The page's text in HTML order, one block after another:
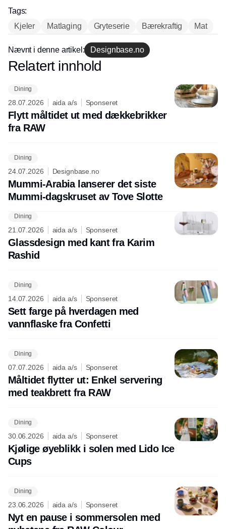
Annonce
Tags:
Kjeler
Matlaging Gryteserie Bærekraftig Mat
Nævnt i denne artikel: Designbase.no
Annonce
Relatert innhold
Dining
28.07.2026 aida a/s Sponseret
Flytt måltidet ut med dækkebrikker
fra RAW
Dining
24.07.2026 Designbase.no
Mummi-Arabia lanserer det siste
Mummi-dagskruset av Tove Slotte
Dining
21.07.2026 aida a/s Sponseret
Glassdesign med kant fra Karim
Rashid
Dining
14.07.2026 aida a/s Sponseret
Sett farge på hverdagen med
vannflaske fra Confetti
Dining
07.07.2026 aida a/s Sponseret
Måltidet flytter ut: Enkel servering
med teakbrett fra RAW
Dining
30.06.2026 aida a/s Sponseret
Kjølige øyeblikk i solen med Lido Ice
Cups
Dining
23.06.2026 aida a/s Sponseret
Nyt en pause i sommersolen med